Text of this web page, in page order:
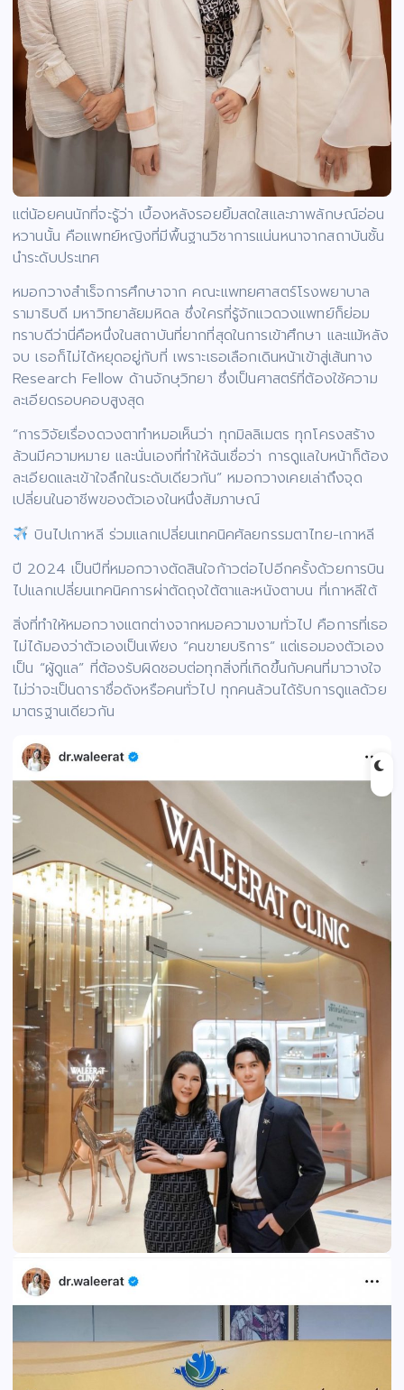
แต่น้อยคนนักที่จะรู้ว่า เบื้องหลังรอยยิ้มสดใสและภาพลักษณ์อ่อน
หวานนั้น คือแพทย์หญิงที่มีพื้นฐานวิชาการแน่นหนาจากสถาบันชั้น
นำระดับประเทศ
หมอกวางสำเร็จการศึกษาจาก คณะแพทยศาสตร์โรงพยาบาล
รามาธิบดี มหาวิทยาลัยมหิดล ซึ่งใครที่รู้จักแวดวงแพทย์ก็ย่อม
ทราบดีว่านี่คือหนึ่งในสถาบันที่ยากที่สุดในการเข้าศึกษา และแม้หลัง
จบ เธอก็ไม่ได้หยุดอยู่กับที่ เพราะเธอเลือกเดินหน้าเข้าสู่เส้นทาง
Research Fellow ด้านจักษุวิทยา ซึ่งเป็นศาสตร์ที่ต้องใช้ความ
ละเอียดรอบคอบสูงสุด
“การวิจัยเรื่องดวงตาทำหมอเห็นว่า ทุกมิลลิเมตร ทุกโครงสร้าง
ล้วนมีความหมาย และนั่นเองที่ทำให้ฉันเชื่อว่า การดูแลใบหน้าก็ต้อง
ละเอียดและเข้าใจลึกในระดับเดียวกัน” หมอกวางเคยเล่าถึงจุด
เปลี่ยนในอาชีพของตัวเองในหนึ่งสัมภาษณ์
บินไปเกาหลี ร่วมแลกเปลี่ยนเทคนิคศัลยกรรมตาไทย-เกาหลี
ปี 2024 เป็นปีที่หมอกวางตัดสินใจก้าวต่อไปอีกครั้งด้วยการบิน
ไปแลกเปลี่ยนเทคนิคการผ่าตัดถุงใต้ตาและหนังตาบน ที่เกาหลีใต้
สิ่งที่ทำให้หมอกวางแตกต่างจากหมอความงามทั่วไป คือการที่เธอ
ไม่ได้มองว่าตัวเองเป็นเพียง “คนขายบริการ” แต่เธอมองตัวเอง
เป็น “ผู้ดูแล” ที่ต้องรับผิดชอบต่อทุกสิ่งที่เกิดขึ้นกับคนที่มาวางใจ
ไม่ว่าจะเป็นดาราชื่อดังหรือคนทั่วไป ทุกคนล้วนได้รับการดูแลด้วย
มาตรฐานเดียวกัน